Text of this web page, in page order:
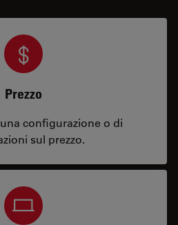
Prezzo
configurazione o di
sul prezzo.